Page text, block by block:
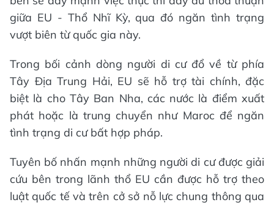
giữa EU - Thổ Nhĩ Kỳ, qua đó ngăn tình trạng
vượt biên từ quốc gia này.
Trong bối cảnh dòng người di cư đổ về từ phía
Tây Địa Trung Hải, EU sẽ hỗ trợ tài chính, đặc
biệt là cho Tây Ban Nha, các nước là điểm xuất
phát hoặc là trung chuyển như Maroc để ngăn
tình trạng di cư bất hợp pháp.
Tuyên bố nhấn mạnh những người di cư được giải
cứu bên trong lãnh thổ EU cần được hỗ trợ theo
luật quốc tế và trên cở sở nỗ lực chung thông qua